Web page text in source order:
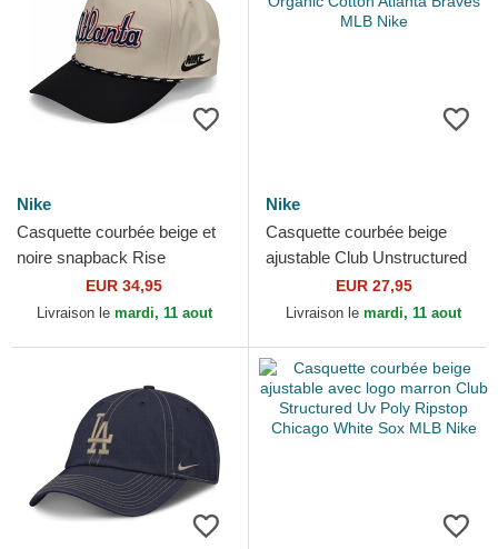
Nike
Casquette courbée beige et
noire snapback Rise
Structured Atlanta Braves
MLB Nike
EUR 34,95
Livraison le mardi, 11 aout
Nike
Casquette courbée beige
ajustable Club Unstructured
Organic Cotton Atlanta
Braves MLB Nike
EUR 27,95
Livraison le mardi, 11 aout